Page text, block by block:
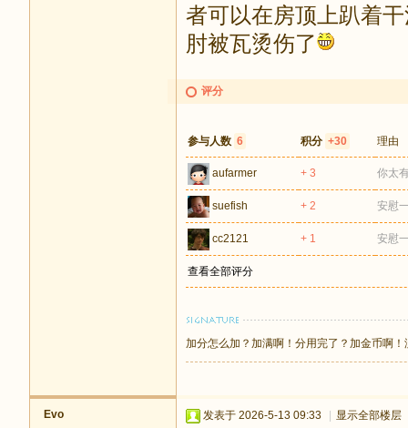
者可以在房顶上趴着
肘被瓦烫伤了
评分
参与人数 6 积分 +30 理由
aufarmer + 3 你太
suefish + 2 安慰
cc2121 + 1 安慰
查看全部评分
加分怎么加？加满啊！分用完了？加金币啊！
Evo 发表于 2026-5-13 09:33 显示全部楼层